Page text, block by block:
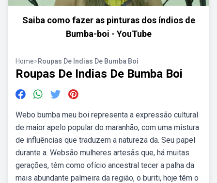
Saiba como fazer as pinturas dos índios de
Bumba-boi - YouTube
Home>Roupas De Indias De Bumba Boi
Roupas De Indias De Bumba Boi
Webo bumba meu boi representa a expressão cultural
de maior apelo popular do maranhão, com uma mistura
de influências que traduzem a natureza da. Seu papel
durante a. Websão mulheres artesãs que, há muitas
gerações, têm como ofício ancestral tecer a palha da
mais abundante palmeira da região, o buriti, hoje têm o